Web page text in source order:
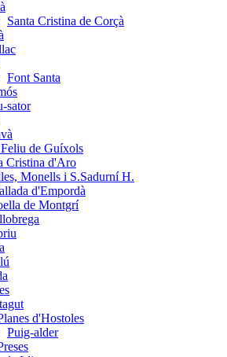
Santa Cristina de Corçà
Font Santa
sator
Feliu de Guíxols
Cristina d'Aro
Monells i S.Sadurní H.
d'Empordà
de Montgrí
d'Hostoles
Puig-alder